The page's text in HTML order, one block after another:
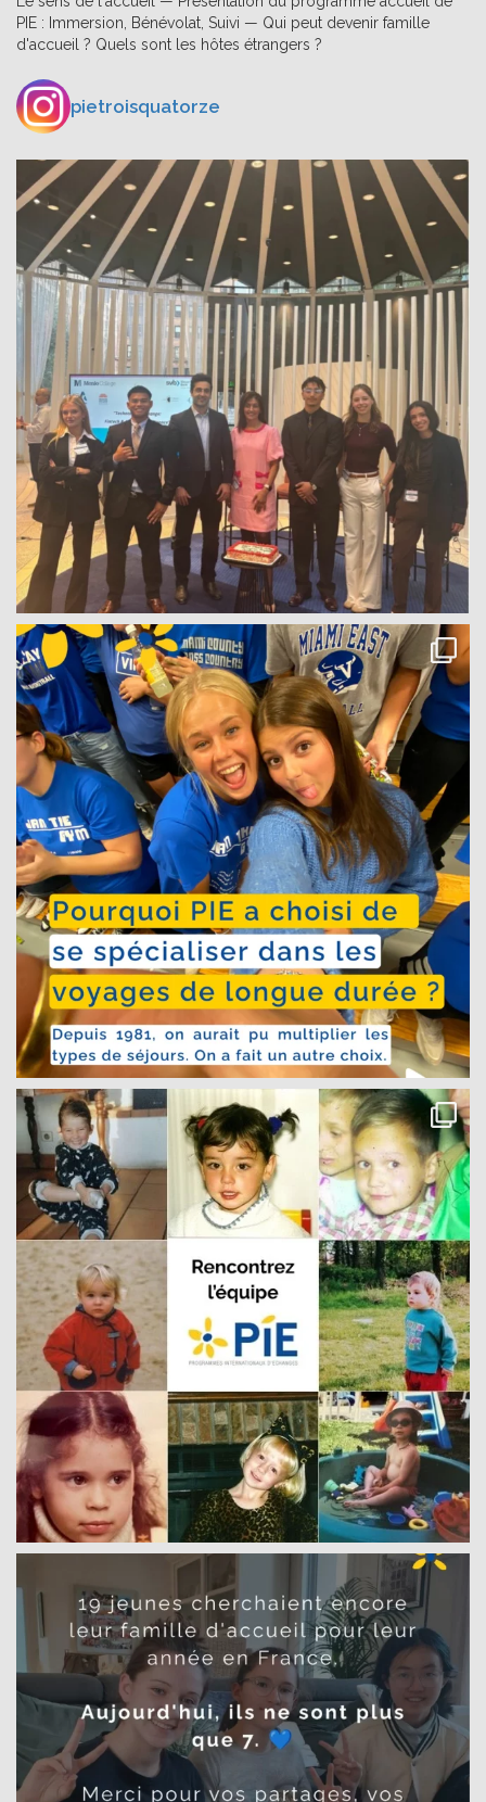
PIE : Immersion, Bénévolat, Suivi — Qui peut devenir famille
d'accueil ? Quels sont les hôtes étrangers ?
pietroisquatorze